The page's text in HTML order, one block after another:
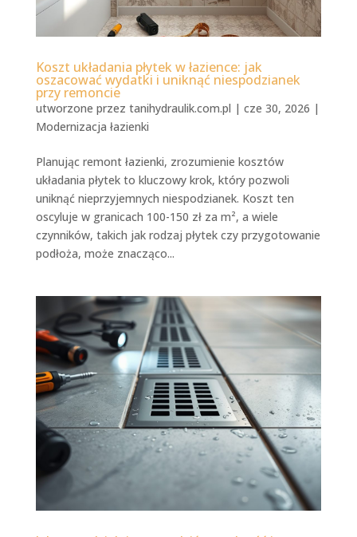
Koszt układania płytek w łazience: jak
oszacować wydatki i uniknąć niespodzianek
przy remoncie
utworzone przez tanihydraulik.com.pl | cze 30, 2026 |
Modernizacja łazienki
Planując remont łazienki, zrozumienie kosztów
układania płytek to kluczowy krok, który pozwoli
uniknąć nieprzyjemnych niespodzianek. Koszt ten
oscyluje w granicach 100-150 zł za m², a wiele
czynników, takich jak rodzaj płytek czy przygotowanie
podłoża, może znacząco...